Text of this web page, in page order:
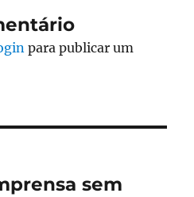
para publicar um
sem